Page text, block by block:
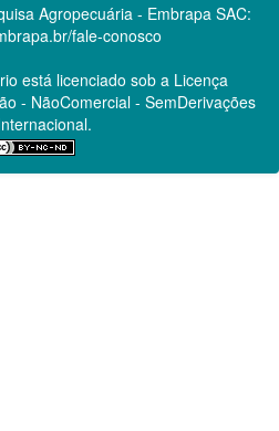
Agropecuária - Embrapa SAC:
fale-conosco
está licenciado sob a Licença
- NãoComercial - SemDerivações